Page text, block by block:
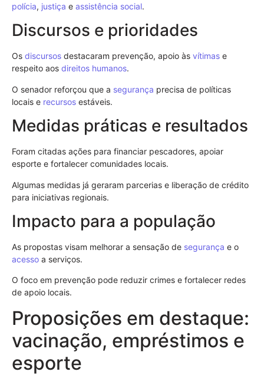
polícia, justiça e assistência social.
Discursos e prioridades
Os discursos destacaram prevenção, apoio às vítimas e
respeito aos direitos humanos.
O senador reforçou que a segurança precisa de políticas
locais e recursos estáveis.
Medidas práticas e resultados
Foram citadas ações para financiar pescadores, apoiar
esporte e fortalecer comunidades locais.
Algumas medidas já geraram parcerias e liberação de crédito
para iniciativas regionais.
Impacto para a população
As propostas visam melhorar a sensação de segurança e o
acesso a serviços.
O foco em prevenção pode reduzir crimes e fortalecer redes
de apoio locais.
Proposições em destaque:
vacinação, empréstimos e
esporte